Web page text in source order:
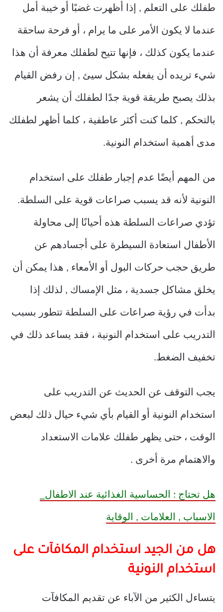
طفلك على التعلم , إذا أظهرت غضبًا أو خيبة أمل
عندما لا يكون الأمر على ما يرام ، أو فرحة ساحقة
عندما يكون كذلك ، فإنها تتيح لطفلك معرفة أن هذا
شيء تريده أن يفعله بشكل سيئ , إن رفض القيام
بذلك يصبح طريقة قوية جدًا لطفلك أن يشعر
بالتحكم , كلما كنت أكثر عاطفية ، كلما أظهر لطفلك
مدى أهمية استخدام النونية.
من المهم أيضًا عدم إجبار طفلك على استخدام
النونية لأنه قد يسبب صراعات قوية على السلطة.
تؤدي صراعات السلطة هذه أحيانًا إلى محاولة
الأطفال استعادة السيطرة على أجسادهم عن
طريق حجب حركات البول أو الأمعاء , هذا يمكن أن
يخلق مشاكل جسدية ، مثل الإمساك , لذلك إذا
بدأت في رؤية صراعات على السلطة تتطور بسبب
التدريب على استخدام النونية ، فقد يساعد ذلك في
تخفيف الضغط.
يجب التوقف عن الحديث عن التدريب على
استخدام النونية أو القيام بأي شيء حيال ذلك لبعض
الوقت ، حتى يظهر طفلك علامات الاستعداد
والاهتمام مرة أخرى .
هل تحتاج : الحساسية الغذائية عند الاطفال_
الاسباب , العلامات , الوقاية
هل من الجيد استخدام المكافآت على
استخدام النونية
يتساءل الكثير من الآباء عن تقديم المكافآت